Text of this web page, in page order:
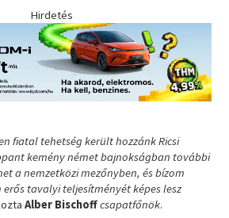
Hirdetés
fiatal tehetség került hozzánk Ricsi
kemény német bajnokságban további
a nemzetközi mezőnyben, és bízom
tavalyi teljesítményét képes lesz
Alber Bischoffcsapatfőnök.